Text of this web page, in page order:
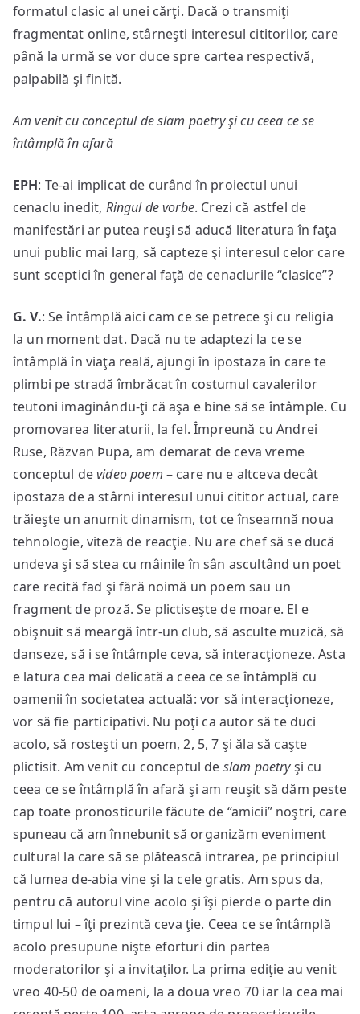
formatul clasic al unei cărţi. Dacă o transmiţi
fragmentat online, stârneşti interesul cititorilor, care
până la urmă se vor duce spre cartea respectivă,
palpabilă şi finită.
Am venit cu conceptul de slam poetry şi cu ceea ce se
întâmplă în afară
EPH: Te-ai implicat de curând în proiectul unui
cenaclu inedit, Ringul de vorbe. Crezi că astfel de
manifestări ar putea reuşi să aducă literatura în faţa
unui public mai larg, să capteze şi interesul celor care
sunt sceptici în general faţă de cenaclurile “clasice”?
G. V.: Se întâmplă aici cam ce se petrece şi cu religia
la un moment dat. Dacă nu te adaptezi la ce se
întâmplă în viaţa reală, ajungi în ipostaza în care te
plimbi pe stradă îmbrăcat în costumul cavalerilor
teutoni imaginându-ţi că aşa e bine să se întâmple. Cu
promovarea literaturii, la fel. Împreună cu Andrei
Ruse, Răzvan Þupa, am demarat de ceva vreme
conceptul devideo poem – care nu e altceva decât
ipostaza de a stârni interesul unui cititor actual, care
trăieşte un anumit dinamism, tot ce înseamnă noua
tehnologie, viteză de reacţie. Nu are chef să se ducă
undeva şi să stea cu mâinile în sân ascultând un poet
care recită fad şi fără noimă un poem sau un
fragment de proză. Se plictiseşte de moare. El e
obişnuit să meargă într-un club, să asculte muzică, să
danseze, să i se întâmple ceva, să interacţioneze. Asta
e latura cea mai delicată a ceea ce se întâmplă cu
oamenii în societatea actuală: vor să interacţioneze,
vor să fie participativi. Nu poţi ca autor să te duci
acolo, să rosteşti un poem, 2, 5, 7 şi ăla să caşte
plictisit. Am venit cu conceptul de slam poetryşi cu
ceea ce se întâmplă în afară şi am reuşit să dăm peste
cap toate pronosticurile făcute de “amicii” noştri, care
spuneau că am înnebunit să organizăm eveniment
cultural la care să se plătească intrarea, pe principiul
că lumea de-abia vine şi la cele gratis. Am spus da,
pentru că autorul vine acolo şi îşi pierde o parte din
timpul lui – îţi prezintă ceva ţie. Ceea ce se întâmplă
acolo presupune nişte eforturi din partea
moderatorilor şi a invitaţilor. La prima ediţie au venit
vreo 40-50 de oameni, la a doua vreo 70 iar la cea mai